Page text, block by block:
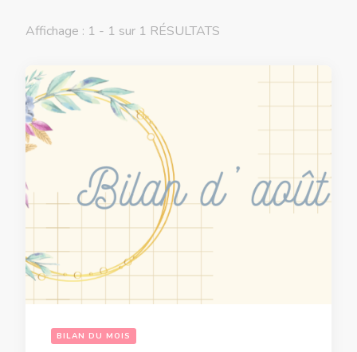
Affichage : 1 - 1 sur 1 RÉSULTATS
BILAN DU MOIS